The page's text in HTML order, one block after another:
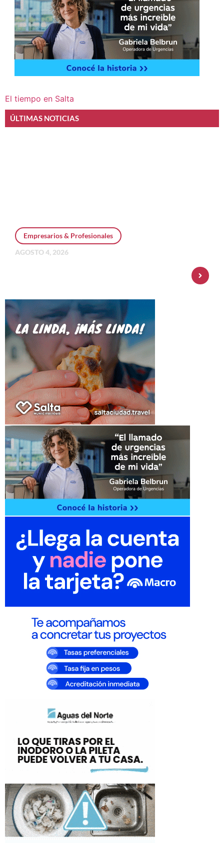
El tiempo en Salta
ÚLTIMAS NOTICIAS
Empresarios & Profesionales
AGOSTO 4, 2026